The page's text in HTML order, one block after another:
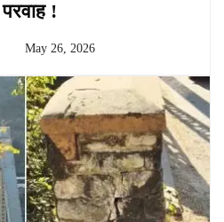
!
May 26, 2026